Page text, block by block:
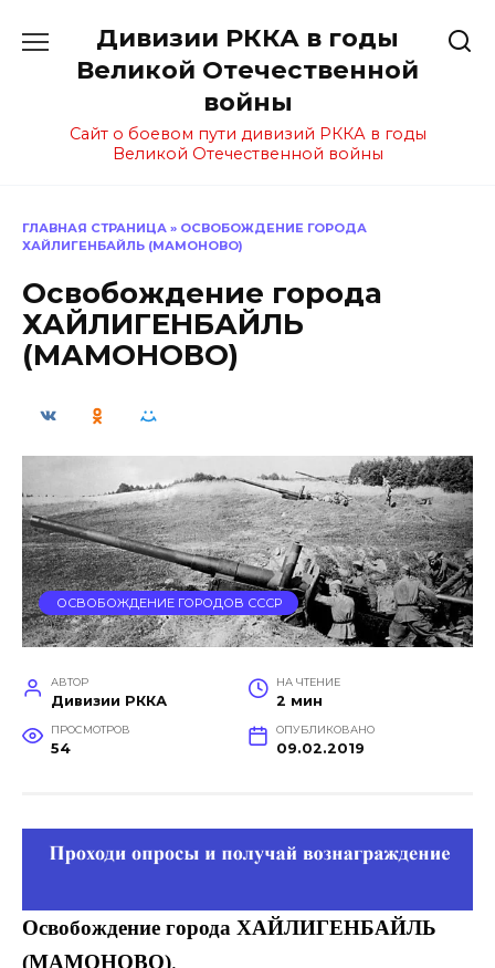
содержанию
Дивизии РККА в годы
Великой Отечественной
войны
Сайт о боевом пути дивизий РККА в годы
Великой Отечественной войны
ГЛАВНАЯ СТРАНИЦА » ОСВОБОЖДЕНИЕ ГОРОДА
ХАЙЛИГЕНБАЙЛЬ (МАМОНОВО)
Освобождение города
ХАЙЛИГЕНБАЙЛЬ
(МАМОНОВО)
ОСВОБОЖДЕНИЕ ГОРОДОВ СССР
АВТОР
Дивизии РККА
НА ЧТЕНИЕ
2 мин
ПРОСМОТРОВ
54
ОПУБЛИКОВАНО
09.02.2019
Освобождение города ХАЙЛИГЕНБАЙЛЬ
(МАМОНОВО).